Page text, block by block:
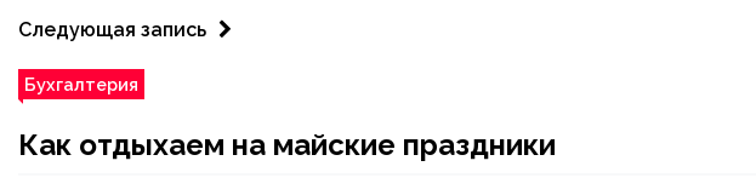
Следующая запись
Бухгалтерия
Как отдыхаем на майские праздники